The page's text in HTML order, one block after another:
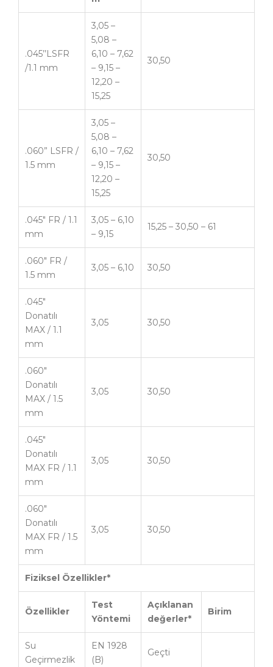
.045’’LSFR
/1.1 mm
3,05 –
5,08 –
6,10 – 7,62
– 9,15 –
12,20 –
15,25
30,50
.060” LSFR /
1.5 mm
3,05 –
5,08 –
6,10 – 7,62
– 9,15 –
12,20 –
15,25
30,50
.045″ FR / 1.1
mm
3,05 – 6,10
– 9,15
15,25 – 30,50 – 61
.060″ FR /
1.5 mm
3,05 – 6,10 30,50
.045″
Donatılı
MAX / 1.1
mm
3,05 30,50
.060″
Donatılı
MAX / 1.5
mm
3,05 30,50
.045″
Donatılı
MAX FR / 1.1
mm
3,05 30,50
.060″
Donatılı
MAX FR / 1.5
mm
3,05 30,50
Fiziksel Özellikler*
Özellikler
Test
Yöntemi
Açıklanan
değerler*
Birim
Su
Geçirmezlik
EN 1928
(B)
Geçti